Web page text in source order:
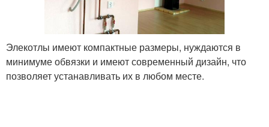
Элекотлы имеют компактные размеры, нуждаются в
минимуме обвязки и имеют современный дизайн, что
позволяет устанавливать их в любом месте.